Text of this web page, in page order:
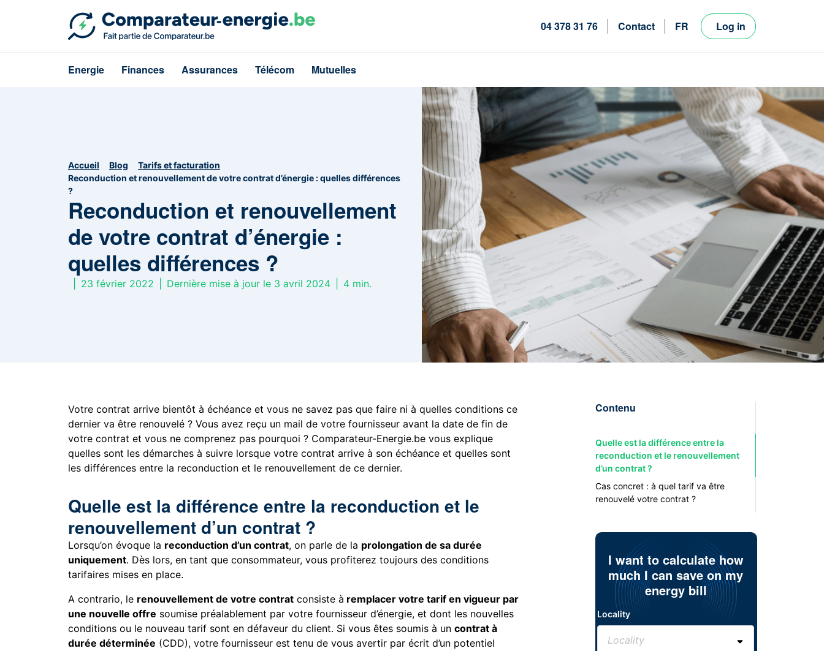
04 378 31 76 Contact
FR
Log in
Energie Finances Assurances Télécom Mutuelles
Accueil Blog
Tarifs et facturation
Reconduction et renouvellement de votre contrat d’énergie : quelles différences
?
Reconduction et renouvellement
de votre contrat d’énergie :
quelles différences ?
23 février 2022 Dernière mise à jour le 3 avril 2024 4 min.
Votre contrat arrive bientôt à échéance et vous ne savez pas que faire ni à quelles conditions ce
dernier va être renouvelé ? Vous avez reçu un mail de votre fournisseur avant la date de fin de
votre contrat et vous ne comprenez pas pourquoi ? Comparateur-Energie.be vous explique
quelles sont les démarches à suivre lorsque votre contrat arrive à son échéance et quelles sont
les différences entre la reconduction et le renouvellement de ce dernier.
Quelle est la différence entre la reconduction et le
renouvellement d’un contrat ?
Lorsqu’on évoque la reconduction d’un contrat, on parle de la prolongation de sa durée
uniquement. Dès lors, en tant que consommateur, vous profiterez toujours des conditions
tarifaires mises en place.
A contrario, le renouvellement de votre contrat consiste à remplacer votre tarif en vigueur par
une nouvelle offre soumise préalablement par votre fournisseur d’énergie, et dont les nouvelles
conditions ou le nouveau tarif sont en défaveur du client. Si vous êtes soumis à uncontrat à
durée déterminée (CDD), votre fournisseur est tenu de vous avertir par écrit d’un potentiel
Contenu
Quelle est la différence entre la
reconduction et le renouvellement
d’un contrat ?
Cas concret : à quel tarif va être
renouvelé votre contrat ?
I want to calculate how
much I can save on my
energy bill
Locality